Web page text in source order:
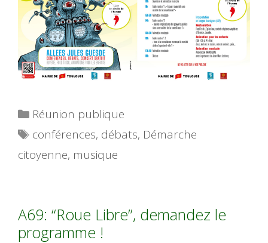
Catégories
Réunion publique
Étiquettes
conférences, débats, Démarche
citoyenne, musique
A69: “Roue Libre”, demandez le
programme !